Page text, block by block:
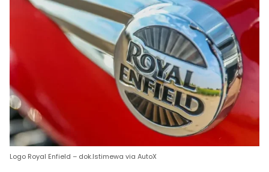
Logo Royal Enfield – dok.Istimewa via AutoX